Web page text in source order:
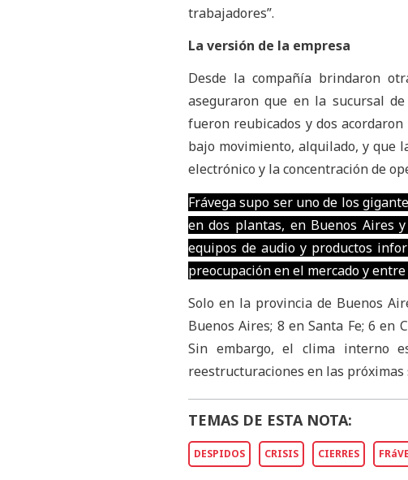
trabajadores”.
La versión de la empresa
Desde la compañía brindaron
aseguraron que en la sucursal
fueron reubicados y dos
bajo movimiento, alquilado, y que
electrónico y la concentración de
Frávega supo ser uno de los
en dos plantas, en Buenos Aires
equipos de audio y productos
preocupación en el mercado y
Solo en la provincia de Buenos
Buenos Aires; 8 en Santa Fe; 6 en
Sin embargo, el clima interno
reestructuraciones en las próximas
TEMAS DE ESTA NOTA:
DESPIDOS CRISIS CIERRES